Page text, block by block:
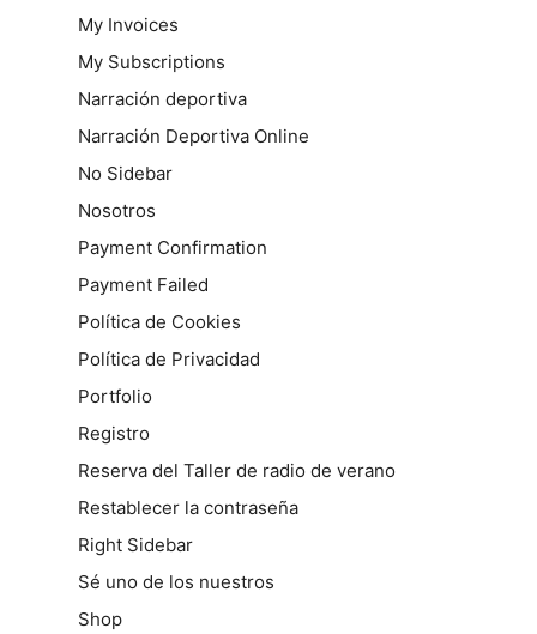
My Invoices
My Subscriptions
Narración deportiva
Narración Deportiva Online
No Sidebar
Nosotros
Payment Confirmation
Payment Failed
Política de Cookies
Política de Privacidad
Portfolio
Registro
Reserva del Taller de radio de verano
Restablecer la contraseña
Right Sidebar
Sé uno de los nuestros
Shop